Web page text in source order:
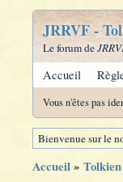
JRRVF -
Le forum de
Accueil
Vous n'êtes pas
Bienvenue sur le
Accueil»